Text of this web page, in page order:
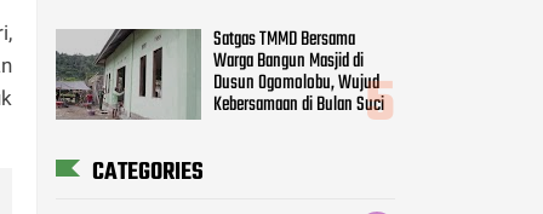
Satgas TMMD Bersama
Warga Bangun Masjid di
Dusun Ogomolobu, Wujud
Kebersamaan di Bulan Suci
CATEGORIES